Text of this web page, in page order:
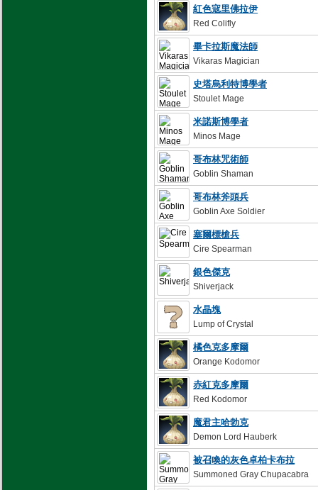
紅色寇里佛拉伊
Red Colifly
畢卡拉斯魔法師
Vikaras Magician
史塔烏利特博學者
Stoulet Mage
米諾斯博學者
Minos Mage
哥布林咒術師
Goblin Shaman
哥布林斧頭兵
Goblin Axe Soldier
塞爾標槍兵
Cire Spearman
銀色傑克
Shiverjack
水晶塊
Lump of Crystal
橘色克多摩爾
Orange Kodomor
赤紅克多摩爾
Red Kodomor
魔君主哈勃克
Demon Lord Hauberk
被召喚的灰色卓柏卡布拉
Summoned Gray Chupacabra